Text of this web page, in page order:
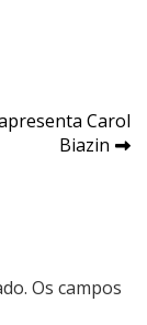
Carol
Biazin
Os campos